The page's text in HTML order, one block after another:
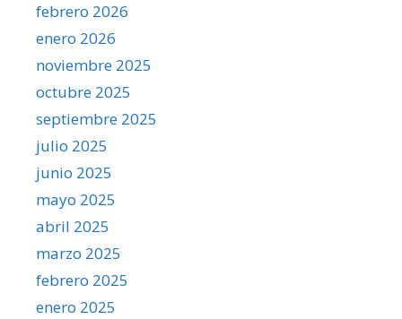
febrero 2026
enero 2026
noviembre 2025
octubre 2025
septiembre 2025
julio 2025
junio 2025
mayo 2025
abril 2025
marzo 2025
febrero 2025
enero 2025